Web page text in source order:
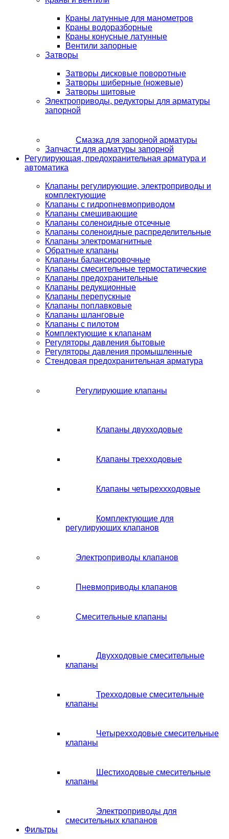
Краны латунные для манометров
Краны водоразборные
Краны конусные латунные
Вентили запорные
Затворы
Затворы дисковые поворотные
Затворы шиберные (ножевые)
Затворы щитовые
Электроприводы, редукторы для арматуры
запорной
Смазка для запорной арматуры
Запчасти для арматуры запорной
Регулирующая, предохранительная арматура и
автоматика
Клапаны регулирующие, электроприводы и
комплектующие
Клапаны с гидропневмоприводом
Клапаны смешивающие
Клапаны соленоидные отсечные
Клапаны соленоидные распределительные
Клапаны электромагнитные
Обратные клапаны
Клапаны балансировочные
Клапаны смесительные термостатические
Клапаны предохранительные
Клапаны редукционные
Клапаны перепускные
Клапаны поплавковые
Клапаны шланговые
Клапаны с пилотом
Комплектующие к клапанам
Регуляторы давления бытовые
Регуляторы давления промышленные
Стендовая предохранительная арматура
Регулирующие клапаны
Клапаны двухходовые
Клапаны трехходовые
Клапаны четыреххходовые
Комплектующие для
регулирующих клапанов
Электроприводы клапанов
Пневмоприводы клапанов
Смесительные клапаны
Двухходовые смесительные
клапаны
Трехходовые смесительные
клапаны
Четырехходовые смесительные
клапаны
Шестиходовые смесительные
клапаны
Электроприводы для
смесительных клапанов
Фильтры